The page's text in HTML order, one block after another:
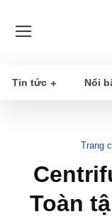
Tin tức Nổi
Trang
Toàn